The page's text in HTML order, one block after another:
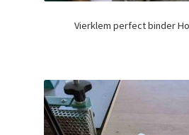
Vierklem perfect binder